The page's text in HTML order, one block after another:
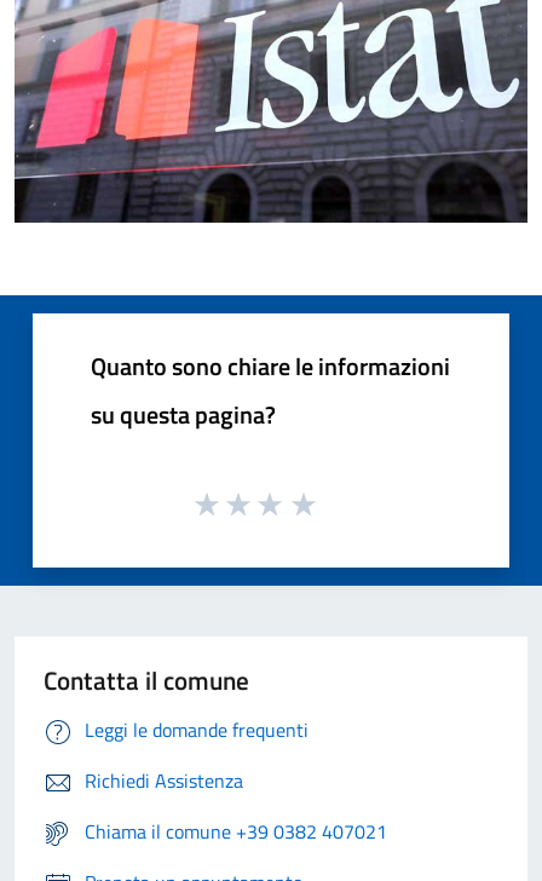
Quanto sono chiare le informazioni
su questa pagina?
Contatta il comune
Leggi le domande frequenti
Richiedi Assistenza
Chiama il comune +39 0382 407021